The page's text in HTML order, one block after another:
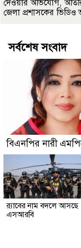
দেওয়ার অভিযোগ,
জেলা প্রশাসকের ভিডিও
সর্বশেষ সংবাদ
বিএনপির নারী
র‍্যাবের নাম বদলে আসছে
এসআরবি